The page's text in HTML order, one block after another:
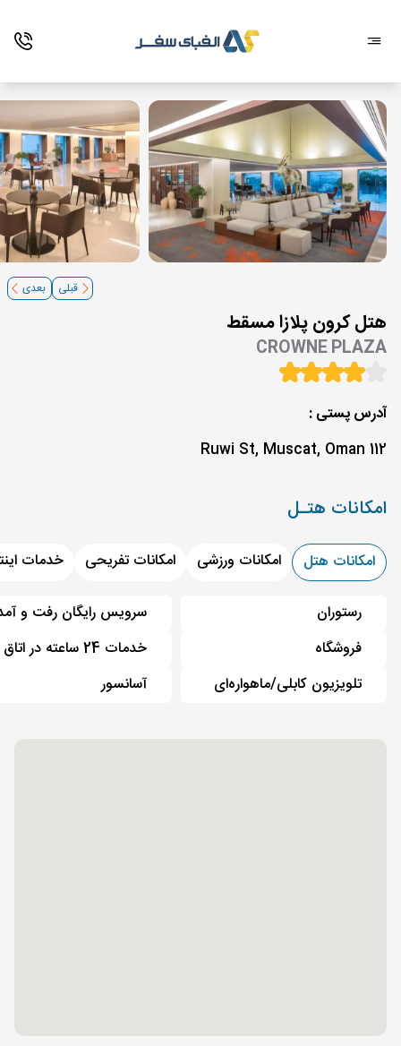
قبلی بعدی
هتل کرون پلازا مسقط
CROWNE PLAZA
آدرس پستی :
112 Ruwi St, Muscat, Oman
امکانات هتـل
امکانات هتل امکانات ورزشی امکانات تفریحی خدمات
رستوران
فروشگاه
تلویزیون کابلی/ماهواره‌ای
سرویس رایگان رفت و
خدمات 24 ساعته در اتاق
آسانسور